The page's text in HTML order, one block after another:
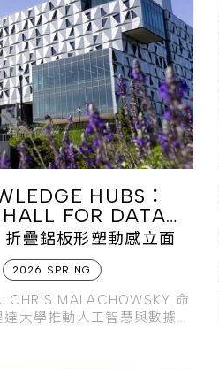
HUBS：
FOR DATA
疊鋁板形塑動感立面
2026 SPRING
CHRIS MALACHOWSKY 命
大學推動人工智慧與數據科